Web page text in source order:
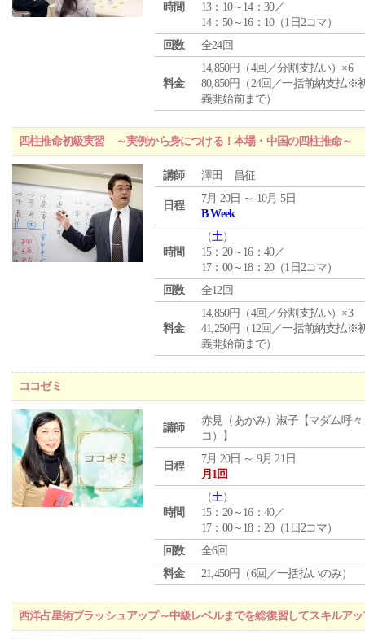
時間
13：10～14：30／
14：50～16：10（1日2コマ）
回数
全24回
料金
14,850円（4回／分割支払い）×6
80,850円（24回／一括前納支払※
義開始前まで）
四柱推命初級実習 ～実例から身につける！本場・中国の四柱推命～
講師 澤田 昌征
日程
7月 20日 ～ 10月 5日
B Week
時間
（土）
15：20～16：40／
17：00～18：20（1日2コマ）
回数
全12回
料金
14,850円（4回／分割支払い）×3
41,250円（12回／一括前納支払※
義開始前まで）
ココゼミ
講師
赤見（あかみ）淑子【マダム呼々
コ）】
日程
7月 20日 ～ 9月 21日
月1回
時間
（土）
15：20～16：40／
17：00～18：20（1日2コマ）
回数
全6回
料金
21,450円（6回／一括払いのみ）
西洋占星術ブラッシュアップ～中級レベルまでを総復習してスキルア